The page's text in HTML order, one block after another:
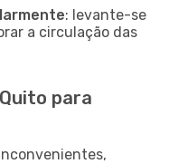
: levante-se
a circulação das
para